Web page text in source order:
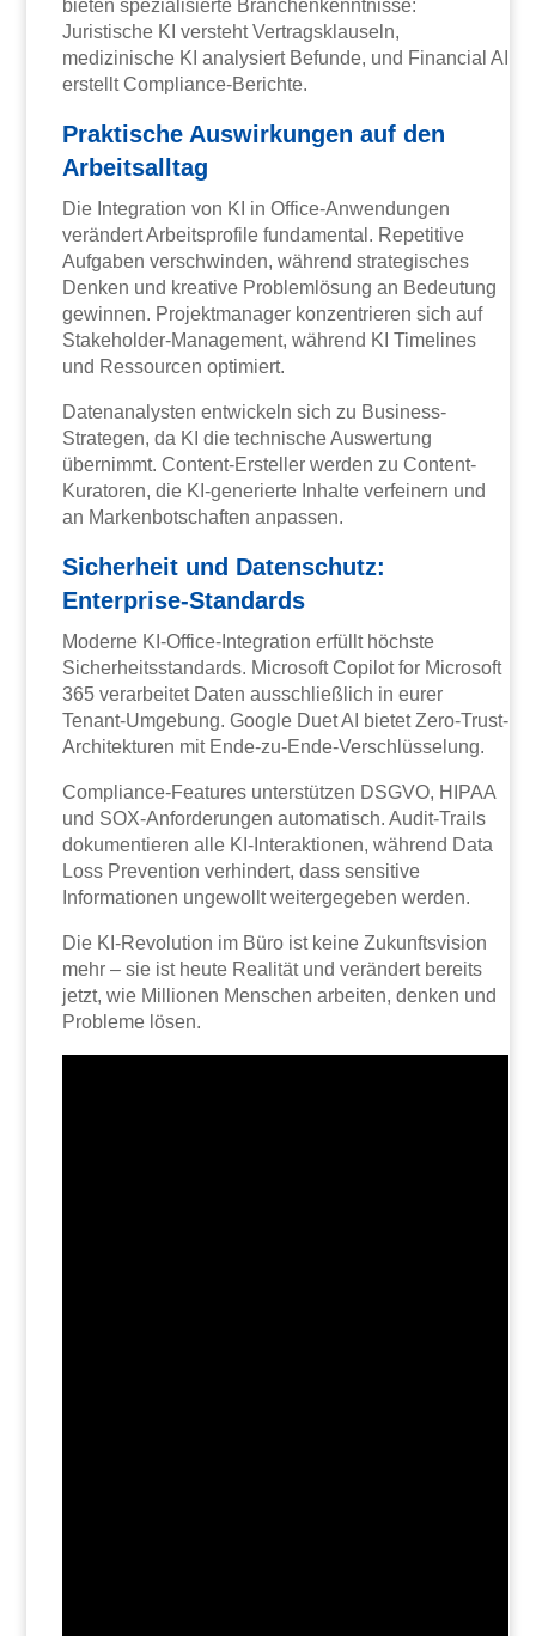
bieten spezialisierte Branchenkenntnisse:
Juristische KI versteht Vertragsklauseln,
medizinische KI analysiert Befunde, und Financial AI
erstellt Compliance-Berichte.
Praktische Auswirkungen auf den
Arbeitsalltag
Die Integration von KI in Office-Anwendungen
verändert Arbeitsprofile fundamental. Repetitive
Aufgaben verschwinden, während strategisches
Denken und kreative Problemlösung an Bedeutung
gewinnen. Projektmanager konzentrieren sich auf
Stakeholder-Management, während KI Timelines
und Ressourcen optimiert.
Datenanalysten entwickeln sich zu Business-
Strategen, da KI die technische Auswertung
übernimmt. Content-Ersteller werden zu Content-
Kuratoren, die KI-generierte Inhalte verfeinern und
an Markenbotschaften anpassen.
Sicherheit und Datenschutz:
Enterprise-Standards
Moderne KI-Office-Integration erfüllt höchste
Sicherheitsstandards. Microsoft Copilot for Microsoft
365 verarbeitet Daten ausschließlich in eurer
Tenant-Umgebung. Google Duet AI bietet Zero-Trust-
Architekturen mit Ende-zu-Ende-Verschlüsselung.
Compliance-Features unterstützen DSGVO, HIPAA
und SOX-Anforderungen automatisch. Audit-Trails
dokumentieren alle KI-Interaktionen, während Data
Loss Prevention verhindert, dass sensitive
Informationen ungewollt weitergegeben werden.
Die KI-Revolution im Büro ist keine Zukunftsvision
mehr – sie ist heute Realität und verändert bereits
jetzt, wie Millionen Menschen arbeiten, denken und
Probleme lösen.